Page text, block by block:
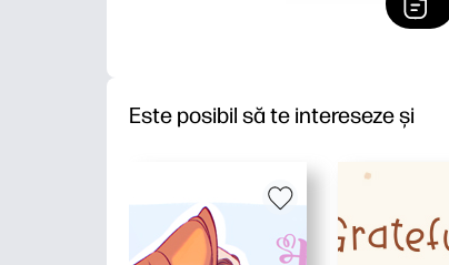
Este posibil să te intereseze și